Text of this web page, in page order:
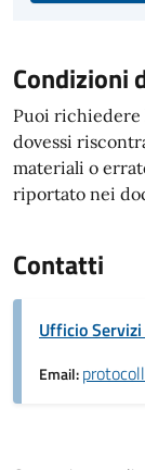
Condizioni
Puoi richiedere
dovessi
materiali o
riportato nei
Contatti
Ufficio
Email: